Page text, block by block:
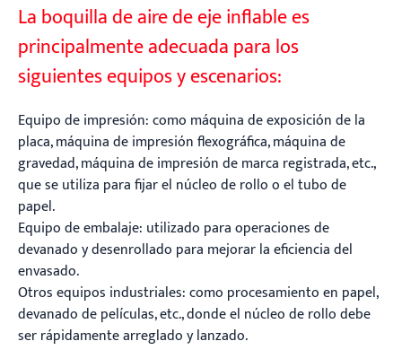
La boquilla de aire de eje inflable es
principalmente adecuada para los
siguientes equipos y escenarios:
Equipo de impresión: como máquina de exposición de la
placa, máquina de impresión flexográfica, máquina de
gravedad, máquina de impresión de marca registrada, etc.,
que se utiliza para fijar el núcleo de rollo o el tubo de
papel.
Equipo de embalaje: utilizado para operaciones de
devanado y desenrollado para mejorar la eficiencia del
envasado.
Otros equipos industriales: como procesamiento en papel,
devanado de películas, etc., donde el núcleo de rollo debe
ser rápidamente arreglado y lanzado.